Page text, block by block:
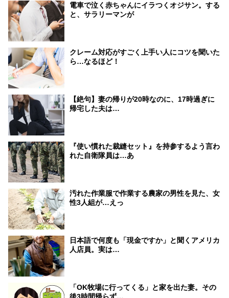
電車で泣く赤ちゃんにイラつくオジサン。する
と、サラリーマンが
クレーム対応がすごく上手い人にコツを聞いた
ら…なるほど！
【絶句】妻の帰りが20時なのに、17時過ぎに
帰宅した夫は…
『使い慣れた裁縫セット』を持参するよう言わ
れた自衛隊員は…あ
汚れた作業服で作業する農家の男性を見た、女
性3人組が…えっ
日本語で何度も「現金ですか」と聞くアメリカ
人店員。実は…
「OK牧場に行ってくる」と家を出た妻。その
後3時間帰らず…